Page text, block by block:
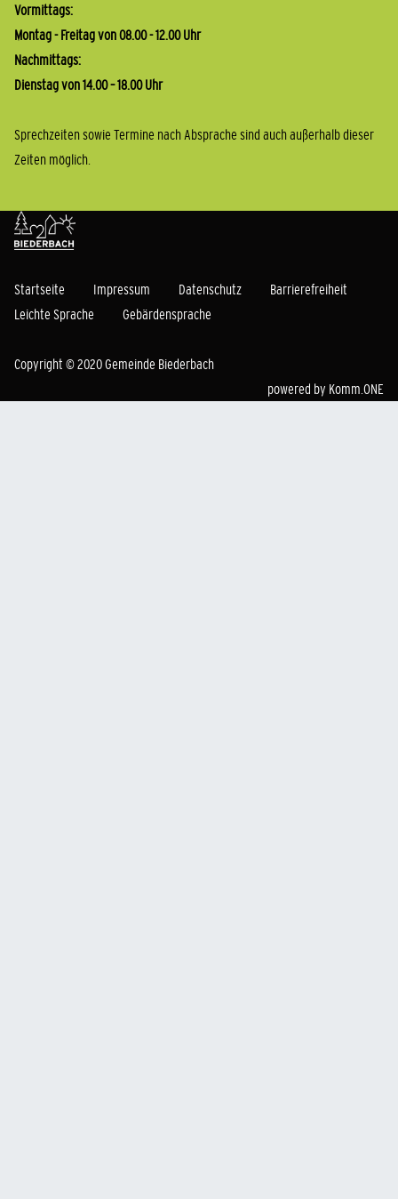
Vormittags:
Montag - Freitag von 08.00 - 12.00 Uhr
Nachmittags:
Dienstag von 14.00 – 18.00 Uhr
Sprechzeiten sowie Termine nach Absprache sind auch außerhalb dieser
Zeiten möglich.
Startseite Impressum Datenschutz
Barrierefreiheit
Leichte Sprache
Gebärdensprache
Copyright © 2020 Gemeinde Biederbach
powered by Komm.ONE